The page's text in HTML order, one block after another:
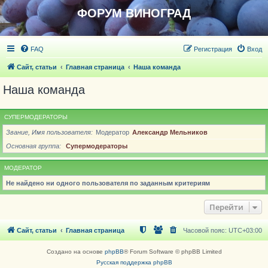
ФОРУМ ВИНОГРАД
FAQ Вход
Регистрация
Сайт, статьи Главная страница Наша команда
Наша команда
СУПЕРМОДЕРАТОРЫ
Звание, Имя пользователя Модератор Александр Мельников
Основная группа
Супермодераторы
МОДЕРАТОР
Не найдено ни одного пользователя по заданным критериям
Перейти
Сайт, статьи Главная страница Часовой пояс: UTC+03:00
Создано на основе phpBB® Forum Software © phpBB Limited
Русская поддержка phpBB